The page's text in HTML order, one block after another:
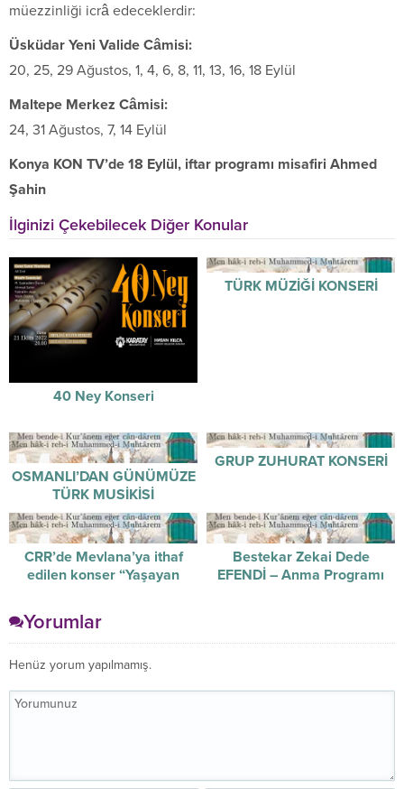
müezzinliği icrâ edeceklerdir:
Üsküdar Yeni Valide Câmisi:
20, 25, 29 Ağustos, 1, 4, 6, 8, 11, 13, 16, 18 Eylül
Maltepe Merkez Câmisi:
24, 31 Ağustos, 7, 14 Eylül
Konya KON TV’de 18 Eylül, iftar programı misafiri Ahmed
Şahin
İlginizi Çekebilecek Diğer Konular
40 Ney Konseri
TÜRK MÜZİĞİ KONSERİ
OSMANLI’DAN GÜNÜMÜZE
TÜRK MUSİKİSİ
GRUP ZUHURAT KONSERİ
CRR’de Mevlana’ya ithaf
edilen konser “Yaşayan
Bestekar Zekai Dede
EFENDİ – Anma Programı
Yorumlar
Henüz yorum yapılmamış.